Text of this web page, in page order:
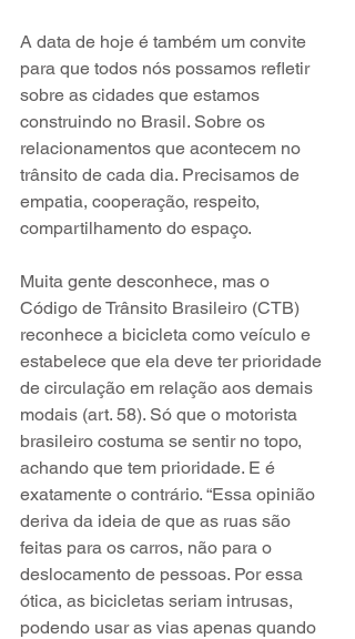
A data de hoje é também um convite
para que todos nós possamos refletir
sobre as cidades que estamos
construindo no Brasil. Sobre os
relacionamentos que acontecem no
trânsito de cada dia. Precisamos de
empatia, cooperação, respeito,
compartilhamento do espaço.
Muita gente desconhece, mas o
Código de Trânsito Brasileiro (CTB)
reconhece a bicicleta como veículo e
estabelece que ela deve ter prioridade
de circulação em relação aos demais
modais (art. 58). Só que o motorista
brasileiro costuma se sentir no topo,
achando que tem prioridade. E é
exatamente o contrário. “Essa opinião
deriva da ideia de que as ruas são
feitas para os carros, não para o
deslocamento de pessoas. Por essa
ótica, as bicicletas seriam intrusas,
podendo usar as vias apenas quando